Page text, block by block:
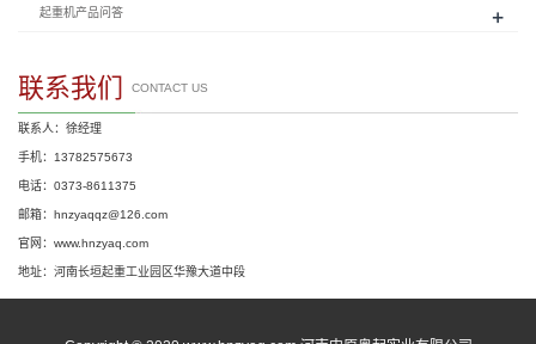
起重机产品问答 +
联系我们 CONTACT US
联系人：徐经理
手机：13782575673
电话：0373-8611375
邮箱：hnzyaqqz@126.com
官网：www.hnzyaq.com
地址：河南长垣起重工业园区华豫大道中段